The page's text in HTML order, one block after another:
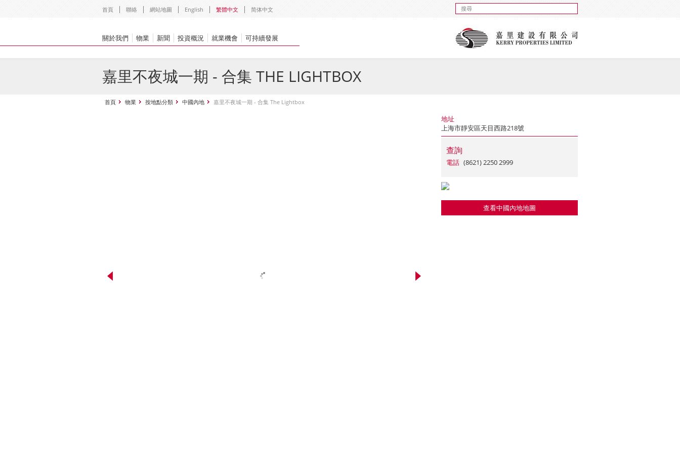
首頁 聯絡 網站地圖 English 繁體中文 简体中文
關於我們 物業 新聞 投資概況 就業機會 可持續發展
嘉里不夜城一期 - 合集 THE LIGHTBOX
首頁 物業 按地點分類 中國內地 嘉里不夜城一期 - 合集 The Lightbox
地址
上海市靜安區天目西路218號
查詢
電話 (8621) 2250 2999
查看中國內地地圖